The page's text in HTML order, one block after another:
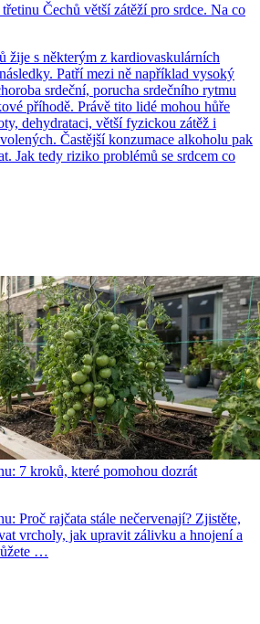
Čechů větší zátěží pro srdce. Na co
žije s některým z kardiovaskulárních
Patří mezi ně například vysoký
srdeční, porucha srdečního rytmu
příhodě. Právě tito lidé mohou hůře
dehydrataci, větší fyzickou zátěž i
Častější konzumace alkoholu pak
Jak tedy riziko problémů se srdcem co
7 kroků, které pomohou dozrát
Proč rajčata stále nečervenají? Zjistěte,
vrcholy, jak upravit zálivku a hnojení a
…